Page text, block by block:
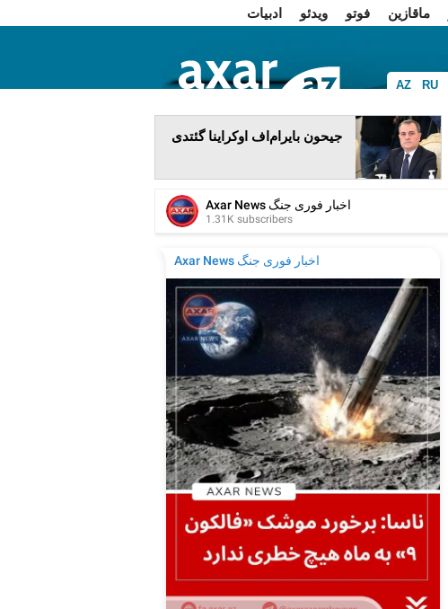
ماقازین فوتو ویدئو
ادبیات
AZ RU
فا
جیحون بایرام‌اف اوکراینا گئتدی